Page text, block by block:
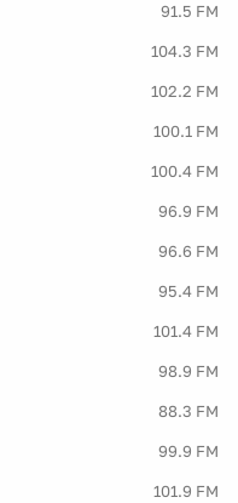
91.5 FM
104.3 FM
102.2 FM
100.1 FM
100.4 FM
96.9 FM
96.6 FM
95.4 FM
101.4 FM
98.9 FM
88.3 FM
99.9 FM
101.9 FM